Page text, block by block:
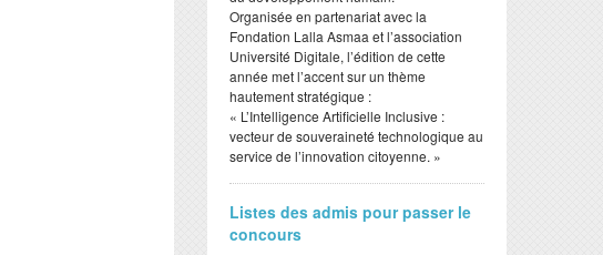
​Organisée en partenariat avec la
Fondation Lalla Asmaa et l’association
Université Digitale, l’édition de cette
année met l’accent sur un thème
hautement stratégique :
​« L’Intelligence Artificielle Inclusive :
vecteur de souveraineté technologique au
service de l’innovation citoyenne. »
Listes des admis pour passer le
concours